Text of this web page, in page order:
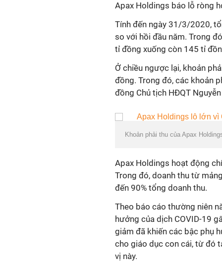
Apax Holdings báo lỗ ròng
Tính đến ngày 31/3/2020,
so với hồi đầu năm. Trong
tỉ đồng xuống còn 145 tỉ
Ở chiều ngược lại, khoản
đồng. Trong đó, các khoản
đồng Chủ tịch HĐQT
Khoản phải thu của Apax
Apax Holdings hoạt động
Trong đó, doanh thu từ
đến 90% tổng doanh thu.
Theo báo cáo thường niên
hưởng của dịch COVID-19
giảm đã khiến các bậc phụ
cho giáo dục con cái, từ đó
vị này.